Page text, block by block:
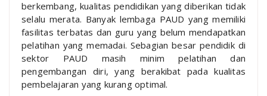
berkembang, kualitas pendidikan yang diberikan tidak
selalu merata. Banyak lembaga PAUD yang memiliki
fasilitas terbatas dan guru yang belum mendapatkan
pelatihan yang memadai. Sebagian besar pendidik di
sektor PAUD masih minim pelatihan dan
pengembangan diri, yang berakibat pada kualitas
pembelajaran yang kurang optimal.